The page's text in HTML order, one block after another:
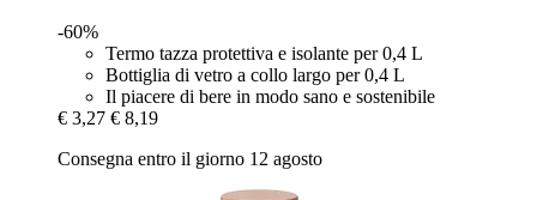
-60%
Termo tazza protettiva e isolante per 0,4 L
Bottiglia di vetro a collo largo per 0,4 L
Il piacere di bere in modo sano e sostenibile
€ 3,27 € 8,19
Consegna entro il giorno 12 agosto